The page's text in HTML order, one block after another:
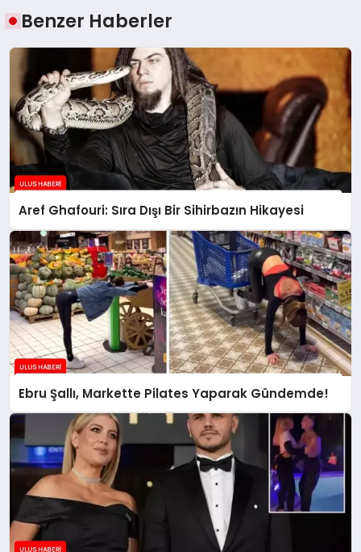
Benzer Haberler
Aref Ghafouri: Sıra Dışı Bir Sihirbazın Hikayesi
Ebru Şallı, Markette Pilates Yaparak Gündemde!